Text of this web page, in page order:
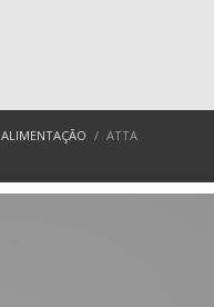
ALIMENTAÇÃO ATTA